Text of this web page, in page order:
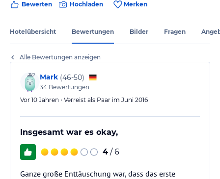
Bewerten Hochladen Merken
Hotelübersicht Bewertungen Bilder Fragen
Alle Bewertungen anzeigen
Mark (46-50)
34 Bewertungen
Vor 10 Jahren • Verreist als Paar im Juni 2016
Insgesamt war es okay,
4 / 6
Ganze große Enttäuschung war, dass das erste